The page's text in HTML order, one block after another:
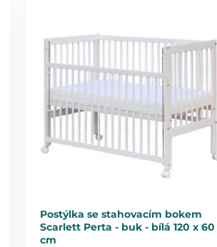
Postýlka se stahovacím bokem
Scarlett Perta - buk - bílá 120 x 60
cm